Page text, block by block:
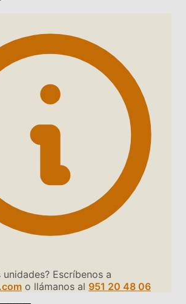
unidades? Escríbenos a
o llámanos al 951 20 48 06